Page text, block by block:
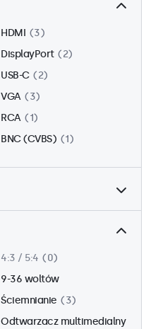
HDMI
3
DisplayPort
2
USB-C
2
VGA
3
RCA
1
BNC (CVBS)
1
Biurkowy
2
Panelowy
1
W zabudowie
Stojak 19 cali
0
VESA 75 x 75
4:3 / 5:4
0
9-36 woltów
Ściemnianie
3
Odtwarzacz multimedialny